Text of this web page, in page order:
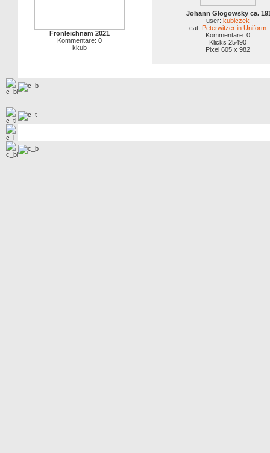
Fronleichnam 2021
Kommentare: 0
kkub
Johann Glogowsky ca.
user: kubiczek
cat: Peterwitzer in Uniform
Kommentare: 0
Klicks 25490
Pixel 605 x 982